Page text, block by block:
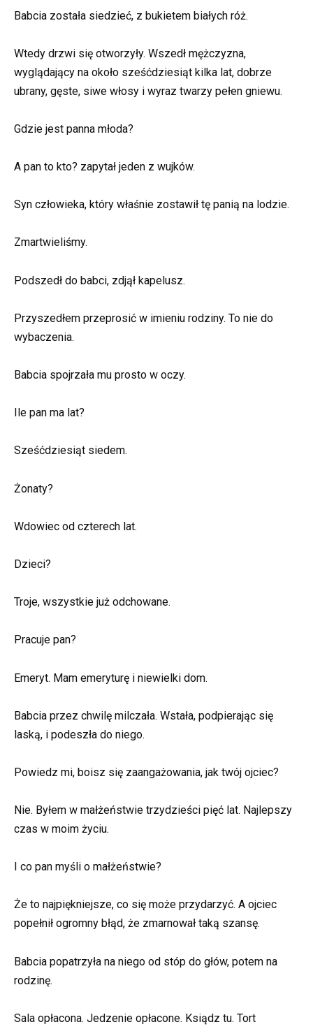
Babcia została siedzieć, z bukietem białych róż.
Wtedy drzwi się otworzyły. Wszedł mężczyzna,
wyglądający na około sześćdziesiąt kilka lat, dobrze
ubrany, gęste, siwe włosy i wyraz twarzy pełen gniewu.
Gdzie jest panna młoda?
A pan to kto? zapytał jeden z wujków.
Syn człowieka, który właśnie zostawił tę panią na lodzie.
Zmartwieliśmy.
Podszedł do babci, zdjął kapelusz.
Przyszedłem przeprosić w imieniu rodziny. To nie do
wybaczenia.
Babcia spojrzała mu prosto w oczy.
Ile pan ma lat?
Sześćdziesiąt siedem.
Żonaty?
Wdowiec od czterech lat.
Dzieci?
Troje, wszystkie już odchowane.
Pracuje pan?
Emeryt. Mam emeryturę i niewielki dom.
Babcia przez chwilę milczała. Wstała, podpierając się
laską, i podeszła do niego.
Powiedz mi, boisz się zaangażowania, jak twój ojciec?
Nie. Byłem w małżeństwie trzydzieści pięć lat. Najlepszy
czas w moim życiu.
I co pan myśli o małżeństwie?
Że to najpiękniejsze, co się może przydarzyć. A ojciec
popełnił ogromny błąd, że zmarnował taką szansę.
Babcia popatrzyła na niego od stóp do głów, potem na
rodzinę.
Sala opłacona. Jedzenie opłacone. Ksiądz tu. Tort